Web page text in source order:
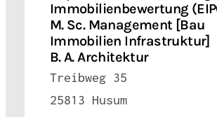
Immobilienbewertung
M. Sc. Management [Bau
Immobilien Infrastruktur]
B. A. Architektur
Treibweg 35
25813 Husum